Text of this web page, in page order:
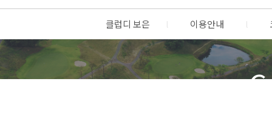
클럽디 보은 이용안내